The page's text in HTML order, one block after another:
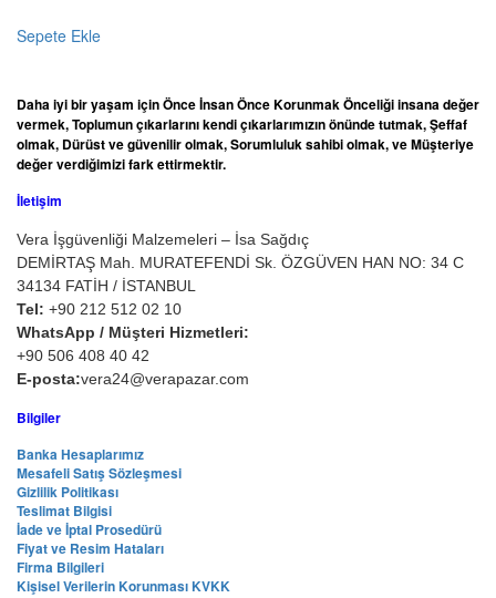
Sepete Ekle
Daha iyi bir yaşam için Önce İnsan Önce Korunmak Önceliği insana değer
vermek, Toplumun çıkarlarını kendi çıkarlarımızın önünde tutmak, Şeffaf
olmak, Dürüst ve güvenilir olmak, Sorumluluk sahibi olmak, ve Müşteriye
değer verdiğimizi fark ettirmektir.
İletişim
Vera İşgüvenliği Malzemeleri – İsa Sağdıç
DEMİRTAŞ Mah. MURATEFENDİ Sk. ÖZGÜVEN HAN NO: 34 C
34134 FATİH / İSTANBUL
Tel: +90 212 512 02 10
WhatsApp / Müşteri Hizmetleri:
+90 506 408 40 42
E-posta:vera24@verapazar.com
Bilgiler
Banka Hesaplarımız
Mesafeli Satış Sözleşmesi
Gizlilik Politikası
Teslimat Bilgisi
İade ve İptal Prosedürü
Fiyat ve Resim Hataları
Firma Bilgileri
Kişisel Verilerin Korunması KVKK